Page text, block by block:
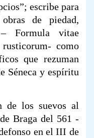
escribe para
de piedad,
Formula vitae
como
que rezuman
Séneca y espíritu
de los suevos al
Braga del 561 -
en el III de